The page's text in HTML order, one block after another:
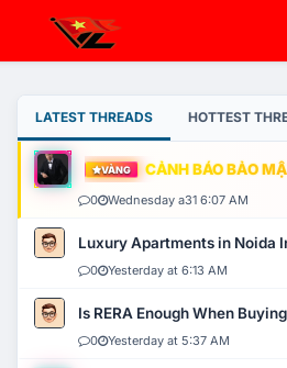
LATEST THREADS HOTTEST
VÀNG CẢNH BÁO BẢO
0 Wednesday a31 6:07 AM
Luxury Apartments in Noida
0 Yesterday at 6:13 AM
Is RERA Enough When
0 Yesterday at 5:37 AM